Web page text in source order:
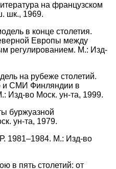
на французском
шк., 1969.
в конце столетия.
Европы между
регулированием. М.: Изд-
на рубеже столетий.
и СМИ Финляндии в
Изд-во Моск. ун-та, 1999.
буржуазной
ун-та, 1979.
1981–1984. М.: Изд-во
в пять столетий: от